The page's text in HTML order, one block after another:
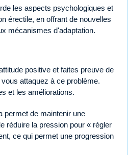
les aspects psychologiques et
érectile, en offrant de nouvelles
mécanismes d'adaptation.
positive et faites preuve de
attaquez à ce problème.
et les améliorations.
permet de maintenir une
réduire la pression pour « régler
ce qui permet une progression